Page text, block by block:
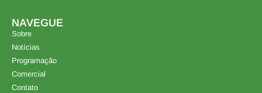
NAVEGUE
Sobre
Notícias
Programação
Comercial
Contato